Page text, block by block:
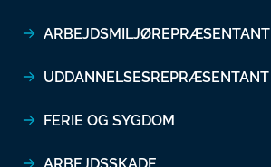
ARBEJDSMILJØREPRÆSENTANT
UDDANNELSESREPRÆSENTANT
FERIE OG SYGDOM